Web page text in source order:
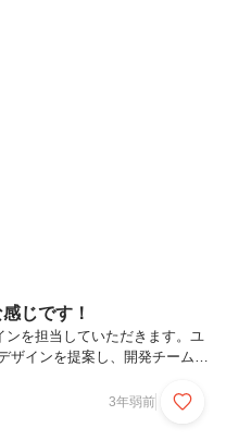
じです！
を担当していただきます。ユ
ザインを提案し、開発チームと
3年弱前